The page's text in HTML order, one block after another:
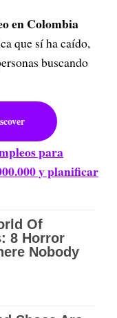
en Colombia
que sí ha caído,
buscando
para
y planificar